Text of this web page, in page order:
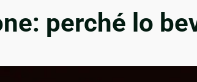
perché lo